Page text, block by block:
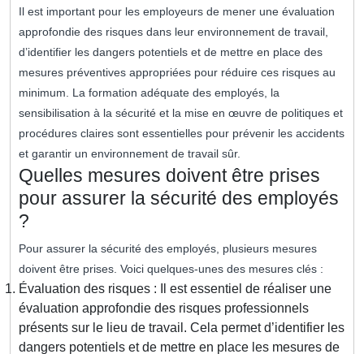
Il est important pour les employeurs de mener une évaluation
approfondie des risques dans leur environnement de travail,
d’identifier les dangers potentiels et de mettre en place des
mesures préventives appropriées pour réduire ces risques au
minimum. La formation adéquate des employés, la
sensibilisation à la sécurité et la mise en œuvre de politiques et
procédures claires sont essentielles pour prévenir les accidents
et garantir un environnement de travail sûr.
Quelles mesures doivent être prises
pour assurer la sécurité des employés
?
Pour assurer la sécurité des employés, plusieurs mesures
doivent être prises. Voici quelques-unes des mesures clés :
Évaluation des risques : Il est essentiel de réaliser une
évaluation approfondie des risques professionnels
présents sur le lieu de travail. Cela permet d’identifier les
dangers potentiels et de mettre en place les mesures de